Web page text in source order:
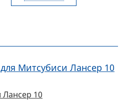
Митсубиси Лансер 10
10